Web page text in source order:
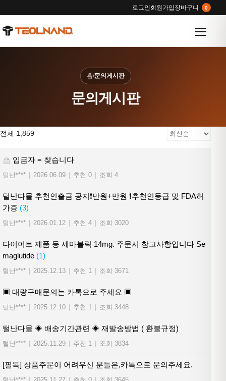
로그인회원가입장바구니 0
홈/문의게시판
문의게시판
전체 1,859
입금자 = 찾습니다
털난**** 2026.06.09 추천 0 조회 4
털난다몰 추천인출금 공지❗만원+만원 ❗추천인등급 및 FDA허
가증 (3)
털난**** 2026.01.12 추천 4 조회 3020
다이어트 제품 등 세마볼릭 14mg. 주문시 참고사항입니다 Se
maglutide (1)
털난**** 2025.12.13 추천 1 조회 3671
▣ 대량구매문의는 카톡으로 주세요 ▣
털난**** 2025.12.10 추천 1 조회 3448
털난다몰 ◈ 배송기간관련 ◈ 재발송방법 ( 환불규정)
털난**** 2025.11.29 추천 1 조회 3834
[필독] 상품주문이 어려우신 분들은,카톡으로 문의주세요.